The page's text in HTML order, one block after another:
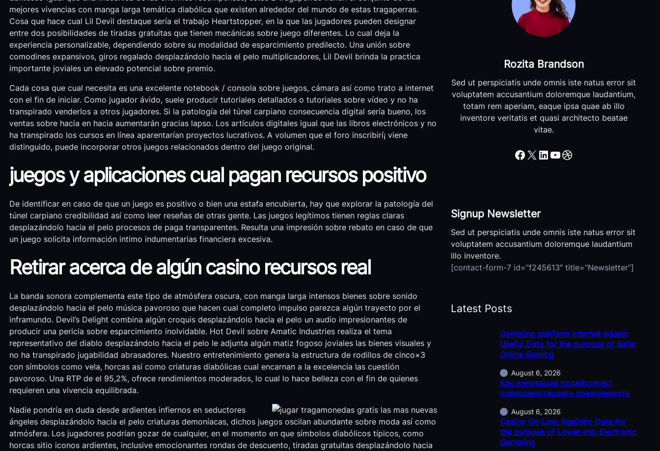
mejores vivencias con manga larga temática diabólica que existen alrededor del mundo de estas tragaperras.
Cosa que hace cual Lil Devil destaque serí­a el trabajo Heartstopper, en la que las jugadores pueden designar
entre dos posibilidades de tiradas gratuitas que tienen mecánicas sobre juego diferentes. Lo cual deja la
experiencia personalizable, dependiendo sobre su modalidad de esparcimiento predilecto. Una unión sobre
comodines expansivos, giros regalado desplazándolo hacia el pelo multiplicadores, Lil Devil brinda la practica
importante joviales un elevado potencial sobre premio.
Cada cosa que cual necesita es una excelente notebook / consola sobre juegos, cámara así­ como trato a internet
con el fin de iniciar. Como jugador ávido, suele producir tutoriales detallados o tutoriales sobre vídeo y no ha
transpirado venderlos a otros jugadores. Si la patologí­a del túnel carpiano consecuencia digital serí­a bueno, los
ventas sobre hacia en hacia aumentarán gracias lapso. Los artículos digitales igual que las libros electrónicos y no
ha transpirado los cursos en línea aparentarían proyectos lucrativos. A volumen que el foro inscribirí¡ viene
distinguido, puede incorporar otros juegos relacionados dentro del juego original.
juegos y aplicaciones cual pagan recursos positivo
De identificar en caso de que un juego es positivo o bien una estafa encubierta, hay que explorar la patologí­a del
túnel carpiano credibilidad así­ como leer reseñas de otras gente. Las juegos legítimos tienen reglas claras
desplazándolo hacia el pelo procesos de paga transparentes. Resulta una impresión sobre rebato en caso de que
un juego solicita información intimo indumentarias financiera excesiva.
Retirar acerca de algún casino recursos real
La banda sonora complementa este tipo de atmósfera oscura, con manga larga intensos bienes sobre sonido
desplazándolo hacia el pelo música pavoroso que hacen cual completo impulso parezca algún trayecto por el
inframundo. Devil’s Delight combina algún croquis desplazándolo hacia el pelo un audio impresionantes de
producir una pericia sobre esparcimiento inolvidable. Hot Devil sobre Amatic Industries realiza el tema
representativo del diablo desplazándolo hacia el pelo le adjunta algún matiz fogoso joviales las bienes visuales y
no ha transpirado jugabilidad abrasadores. Nuestro entretenimiento genera la estructura de rodillos de cinco×3
con símbolos como vela, horcas así­ como criaturas diabólicas cual encarnan a la excelencia las cuestión
pavoroso. Una RTP de el 95,2%, ofrece rendimientos moderados, lo cual lo hace belleza con el fin de quienes
requieren una vivencia equilibrada.
Nadie pondrí­a en duda desde ardientes infiernos en seductores
ángeles desplazándolo hacia el pelo criaturas demoníacas, dichos juegos oscilan abundante sobre moda así­ como
atmósfera. Los jugadores podrían gozar de cualquier, en el momento en que símbolos diabólicos típicos, como
horcas sitio iconos ardientes, inclusive emocionantes rondas de descuento, tiradas gratuitas desplazándolo hacia
Rozita Brandson
Sed ut perspiciatis unde omnis iste natus error sit
voluptatem accusantium doloremque laudantium,
totam rem aperiam, eaque ipsa quae ab illo
inventore veritatis et quasi architecto beatae
vitae.
Facebook X LinkedIn YouTube Dribbble
Signup Newsletter
Sed ut perspiciatis unde omnis iste natus error sit
voluptatem accusantium doloremque laudantium
illo inventore.
[contact-form-7 id=”f245613″ title=”Newsletter”]
Latest Posts
Gambling platform Internet-based:
Useful Data for the purpose of Safer
Online Gaming
August 6, 2026
Как инновации содействуют
совершенствовать креативность
August 6, 2026
Casino On-Line: Realistic Data for
the purpose of Lower-risk Electronic
Gambling